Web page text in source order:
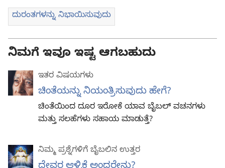
ದುರಂತಗಳನ್ನು ನಿಭಾಯಿಸುವುದು
ನಿಮಗೆ ಇವೂ ಇಷ್ಟ ಆಗಬಹುದು
ಇತರ ವಿಷಯಗಳು
ಚಿಂತೆಯನ್ನು ನಿಯಂತ್ರಿಸುವುದು ಹೇಗೆ?
ಚಿಂತೆಯಿಂದ ದೂರ ಇರೋಕೆ ಯಾವ ಬೈಬಲ್‌ ವಚನಗಳು
ಮತ್ತು ಸಲಹೆಗಳು ಸಹಾಯ ಮಾಡುತ್ತೆ?
ನಿಮ್ಮ ಪ್ರಶ್ನೆಗಳಿಗೆ ಬೈಬಲಿನ ಉತ್ತರ